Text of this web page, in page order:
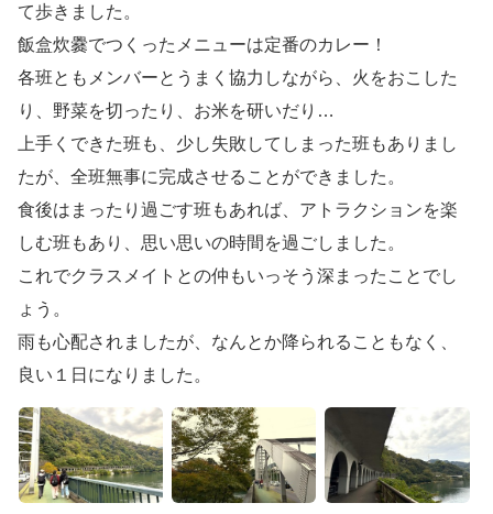
て歩きました。
飯盒炊爨でつくったメニューは定番のカレー！
各班ともメンバーとうまく協力しながら、火をおこした
り、野菜を切ったり、お米を研いだり…
上手くできた班も、少し失敗してしまった班もありまし
たが、全班無事に完成させることができました。
食後はまったり過ごす班もあれば、アトラクションを楽
しむ班もあり、思い思いの時間を過ごしました。
これでクラスメイトとの仲もいっそう深まったことでし
ょう。
雨も心配されましたが、なんとか降られることもなく、
良い１日になりました。